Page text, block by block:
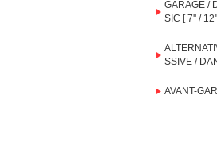
GARAGE /
SIC [ 7'' /
SSIVE /
AVANT-